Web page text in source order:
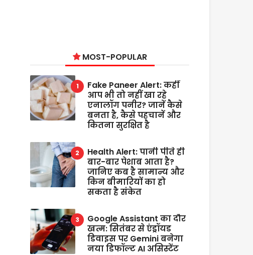
MOST-POPULAR
Fake Paneer Alert: कहीं
आप भी तो नहीं खा रहे
एनालॉग पनीर? जानें कैसे
बनता है, कैसे पहचानें और
कितना सुरक्षित है
Health Alert: पानी पीते ही
बार-बार पेशाब आता है?
जानिए कब है सामान्य और
किन बीमारियों का हो
सकता है संकेत
Google Assistant का दौर
खत्म: सितंबर से एंड्रॉयड
डिवाइस पर Gemini बनेगा
नया डिफॉल्ट AI असिस्टेंट